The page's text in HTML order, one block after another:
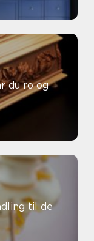
til de